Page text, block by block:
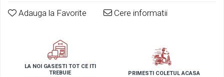
Adauga la Favorite Cere informatii
LA NOI GASESTI TOT CE ITI
TREBUIE
PRIMESTI COLETUL ACASA